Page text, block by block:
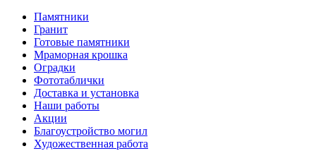
Памятники
Гранит
Готовые памятники
Мраморная крошка
Оградки
Фототаблички
Доставка и установка
Наши работы
Акции
Благоустройство могил
Художественная работа